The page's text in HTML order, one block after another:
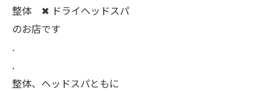
整体 ✖︎ ドライヘッドスパ
のお店です
.
.
整体、ヘッドスパともに